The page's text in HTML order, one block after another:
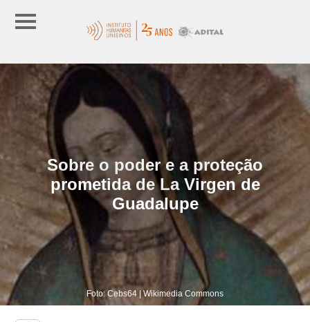
Sobre o poder e a proteção
prometida de La Virgen de
Guadalupe
Foto: Cebs64 | Wikimedia Commons